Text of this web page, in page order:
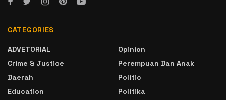
CATEGORIES
ADVETORIAL
Crime & Justice
Daerah
Education
Opinion
Perempuan Dan Anak
Politic
Politika